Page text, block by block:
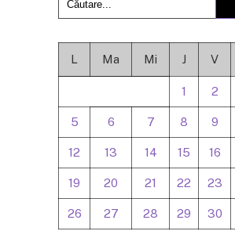
L Ma Mi J V
1 2
5 6 7 8 9
12 13 14 15 16
19 20 21 22 23
26 27 28 29 30